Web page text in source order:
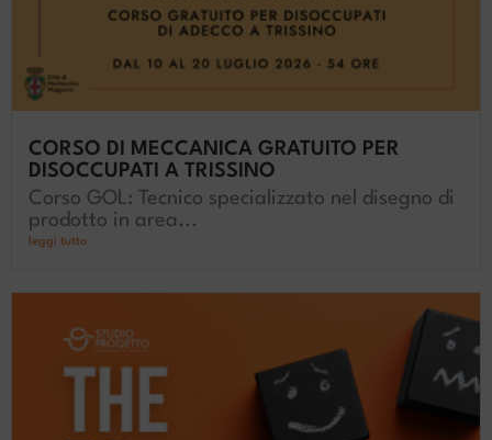
CORSO DI MECCANICA GRATUITO PER
DISOCCUPATI A TRISSINO
Corso GOL: Tecnico specializzato nel disegno di
prodotto in area...
leggi tutto